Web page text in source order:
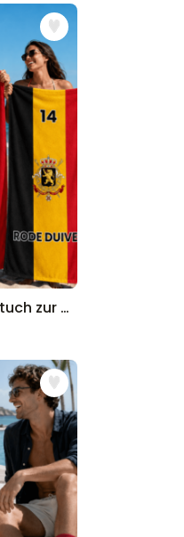
Personalisiertes Handtuch zur WM mit Text